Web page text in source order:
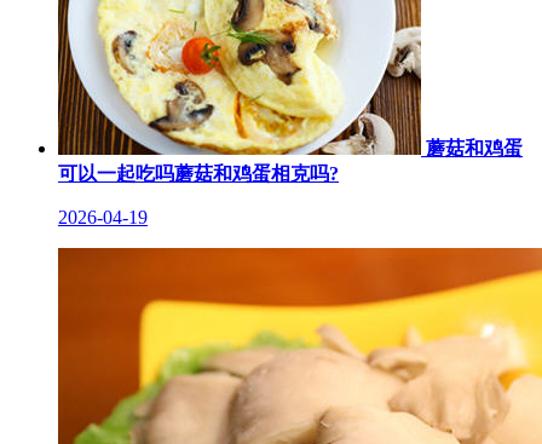
蘑菇和鸡蛋
可以一起吃吗蘑菇和鸡蛋相克吗?
2026-04-19